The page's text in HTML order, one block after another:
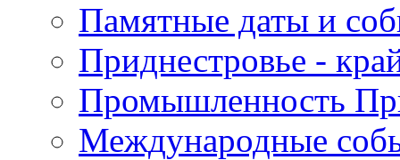
Памятные даты и
Приднестровье -
Промышленность
Международные